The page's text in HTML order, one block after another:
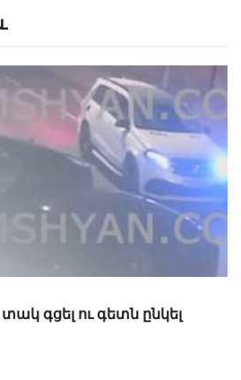
ընկել
«Թուրքերը
Փաշինյանի